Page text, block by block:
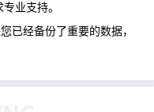
业支持。
已经备份了重要的数据，